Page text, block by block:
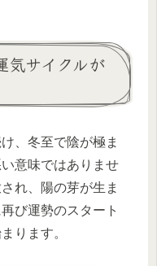
サイクルが
、冬至で陰が極ま
意味ではありませ
れ、陽の芽が生ま
び運勢のスタート
ります。